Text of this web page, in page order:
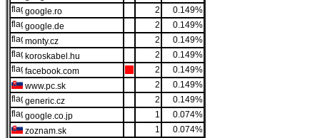
google.ro
2
0.149%
google.de
2
0.149%
monty.cz
2
0.149%
koroskabel.hu
2
0.149%
facebook.com
2
0.149%
www.pc.sk
2
0.149%
generic.cz
2
0.149%
google.co.jp
1
0.074%
zoznam.sk
1
0.074%